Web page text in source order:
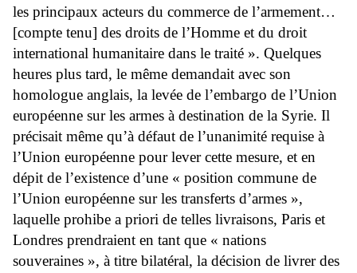
les principaux acteurs du commerce de l’armement…
[compte tenu] des droits de l’Homme et du droit
international humanitaire dans le traité ». Quelques
heures plus tard, le même demandait avec son
homologue anglais, la levée de l’embargo de l’Union
européenne sur les armes à destination de la Syrie. Il
précisait même qu’à défaut de l’unanimité requise à
l’Union européenne pour lever cette mesure, et en
dépit de l’existence d’une « position commune de
l’Union européenne sur les transferts d’armes »,
laquelle prohibe a priori de telles livraisons, Paris et
Londres prendraient en tant que « nations
souveraines », à titre bilatéral, la décision de livrer des